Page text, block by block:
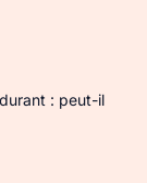
: peut-il